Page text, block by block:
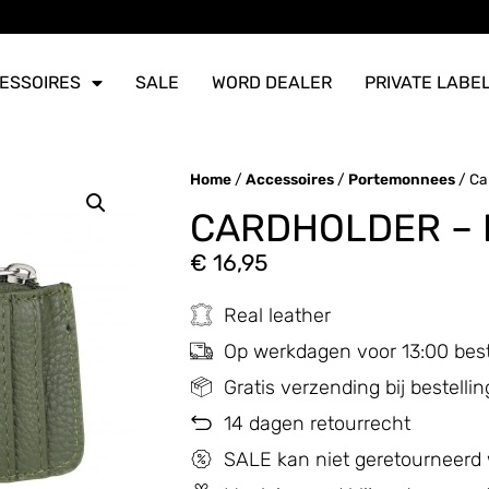
SALE WORD DEALER PRIVATE
Home / Accessoires / Portemonnees /
CARDHOLDER –
€ 16,95
Real leather
Op werkdagen voor 13:00
Gratis verzending bij
14 dagen retourrecht
SALE kan niet geretourneerd